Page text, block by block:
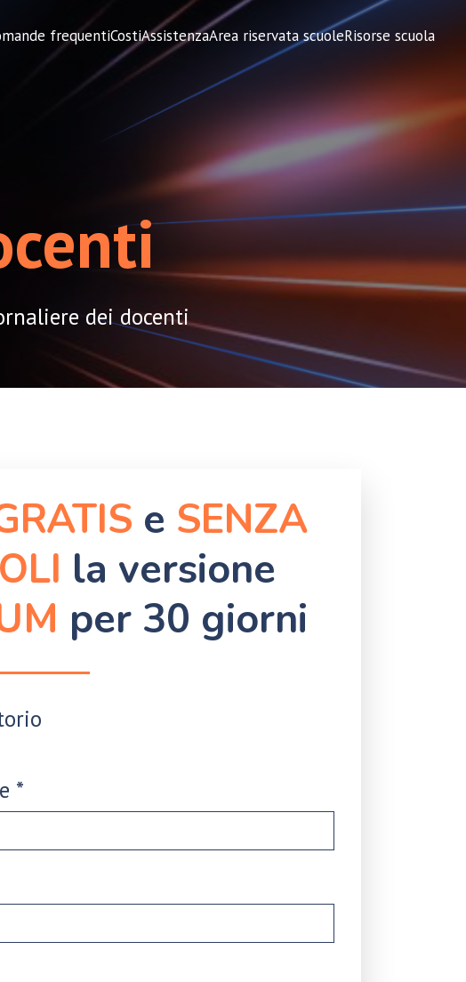
frequentiCostiAssistenzaArea riservata scuoleRisorse scuola
dei docenti
e SENZA
la versione
per 30 giorni
*